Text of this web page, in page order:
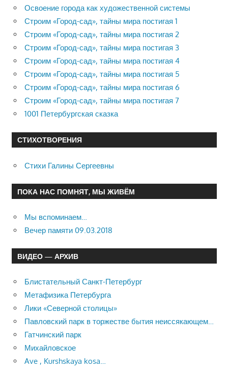
Освоение города как художественной системы
Строим «Город-сад», тайны мира постигая 1
Строим «Город-сад», тайны мира постигая 2
Строим «Город-сад», тайны мира постигая 3
Строим «Город-сад», тайны мира постигая 4
Строим «Город-сад», тайны мира постигая 5
Строим «Город-сад», тайны мира постигая 6
Строим «Город-сад», тайны мира постигая 7
1001 Петербургская сказка
СТИХОТВОРЕНИЯ
Стихи Галины Сергеевны
ПОКА НАС ПОМНЯТ, МЫ ЖИВЁМ
Мы вспоминаем…
Вечер памяти 09.03.2018
ВИДЕО — АРХИВ
Блистательный Санкт-Петербург
Метафизика Петербурга
Лики «Северной столицы»
Павловский парк в торжестве бытия неиссякающем…
Гатчинский парк
Михайловское
Ave , Kurshskaya kosa…